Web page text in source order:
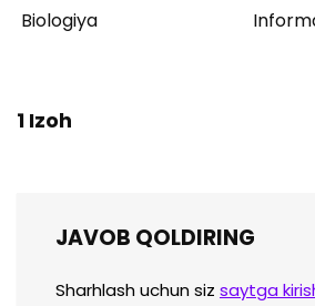
Biologiya
1 Izoh
JAVOB QOLDIRING
Sharhlash uchun siz saytga